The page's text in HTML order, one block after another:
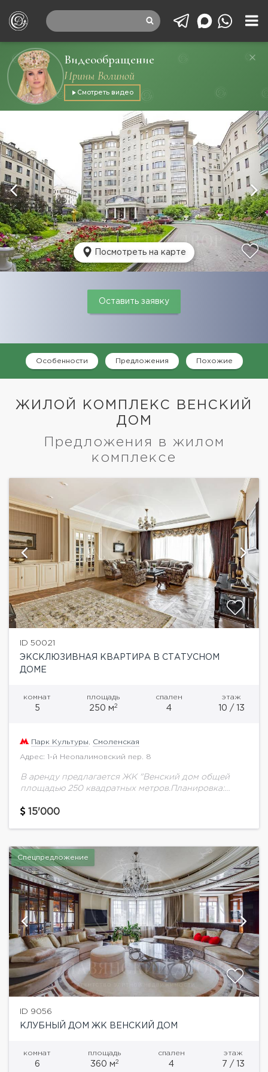
Видеообращение
Ирины Волиной
Смотреть видео
Посмотреть на карте
Оставить заявку
Особенности Предложения Похожие
ЖИЛОЙ КОМПЛЕКС ВЕНСКИЙ
ДОМ
Предложения в жилом
комплексе
ID 50021
ЭКСКЛЮЗИВНАЯ КВАРТИРА В СТАТУСНОМ
ДОМЕ
комнат
5
площадь
250 м2
спален
4
этаж
10 / 13
Парк Культуры Смоленская
Адрес: 1-й Неопалимовский пер. 8
В аренду предлагается ЖК "Венский дом общей
площадью 250 квадратных метров.Планировка:
Квартира полностью оборудована всё необходимой
15'000
Спецпредложение
ID 9056
КЛУБНЫЙ ДОМ ЖК ВЕНСКИЙ ДОМ
комнат
6
площадь
360 м2
спален
4
этаж
7 / 13